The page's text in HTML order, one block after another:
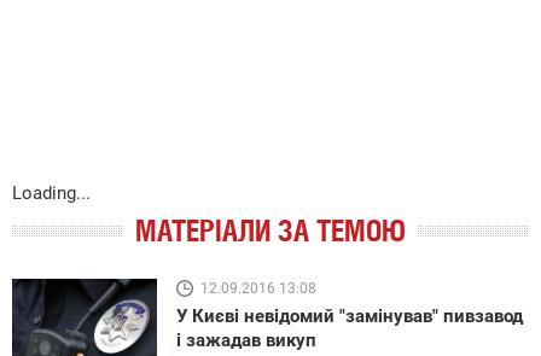
Loading...
МАТЕРІАЛИ ЗА ТЕМОЮ
12.09.2016 13:08
У Києві невідомий "замінував" пивзавод
і зажадав викуп